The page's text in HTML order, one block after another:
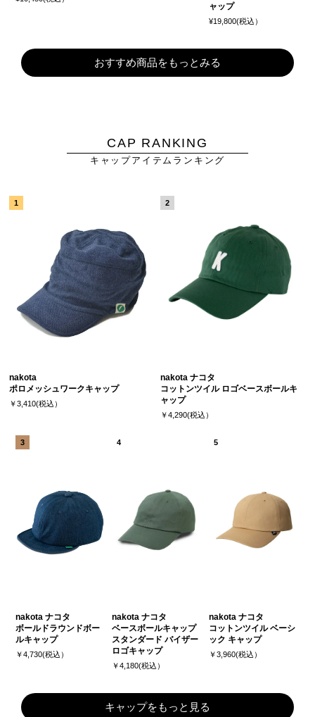
ャップ
¥19,800(税込）
おすすめ商品をもっとみる
CAP RANKING
キャップアイテムランキング
nakota
ポロメッシュワークキャップ
￥3,410(税込）
nakota ナコタ
コットンツイル ロゴベースボールキ
ャップ
￥4,290(税込）
nakota ナコタ
ボールドラウンドボー
ルキャップ
￥4,730(税込）
nakota ナコタ
ベースボールキャップ
スタンダード バイザー
ロゴキャップ
￥4,180(税込）
nakota ナコタ
コットンツイル ベーシ
ック キャップ
￥3,960(税込）
キャップをもっと見る